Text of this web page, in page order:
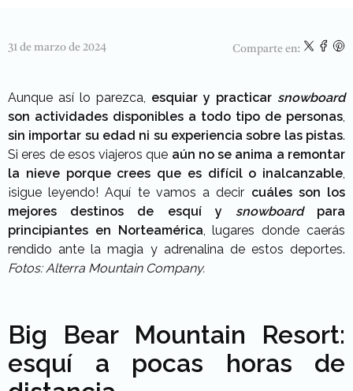
31 de marzo de 2024 Comparte en:
Aunque así lo parezca, esquiar y practicar snowboard
son actividades disponibles a todo tipo de personas
sin importar su edad ni su experiencia sobre las pistas.
Si eres de esos viajeros que aún no se anima a remontar
la nieve porque crees que es difícil o inalcanzable
¡sigue leyendo! Aquí te vamos a decir cuáles son los
mejores destinos de esquí y snowboard para
principiantes en Norteamérica , lugares donde caerás
rendido ante la magia y adrenalina de estos deportes.
Fotos: Alterra Mountain Company.
Big Bear Mountain Resort:
esquí a pocas horas de